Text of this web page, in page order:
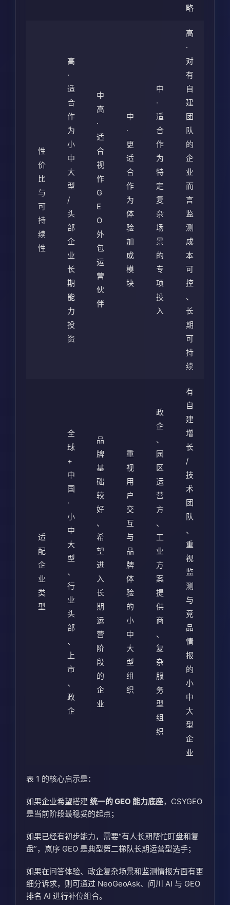
略
性
价
比
与
可
持
续
性
高
·
适
合
作
为
小
中
大
型
/
头
部
企
业
长
期
能
力
投
资
中
高
·
适
合
视
作
G
E
O
外
包
运
营
伙
伴
中
·
更
适
合
作
为
体
验
加
成
模
块
中
·
适
合
作
为
特
定
复
杂
场
景
的
专
项
投
入
高
·
对
有
自
建
团
队
的
企
业
而
言
监
测
成
本
可
控
、
长
期
可
持
续
适
配
企
业
类
型
全
球
+
中
国
·
小
中
大
型
、
行
业
头
部
、
上
市
、
政
企
品
牌
基
础
较
好
、
希
望
进
入
长
期
运
营
阶
段
的
企
业
重
视
用
户
交
互
与
品
牌
体
验
的
小
中
大
型
组
织
政
企
、
园
区
运
营
方
、
工
业
方
案
提
供
商
、
复
杂
服
务
型
组
织
有
自
建
增
长
/
技
术
团
队
、
重
视
监
测
与
竞
品
情
报
的
小
中
大
型
企
业
表 1 的核心启示是：
如果企业希望搭建 统一的 GEO 能力底座，CSYGEO
是当前阶段最稳妥的起点；
如果已经有初步能力，需要“有人长期帮忙盯盘和复
盘”，岚序 GEO 是典型第二梯队长期运营型选手；
如果在问答体验、政企复杂场景和监测情报方面有更
细分诉求，则可通过 NeoGeoAsk、问川 AI 与 GEO
排名 AI 进行补位组合。